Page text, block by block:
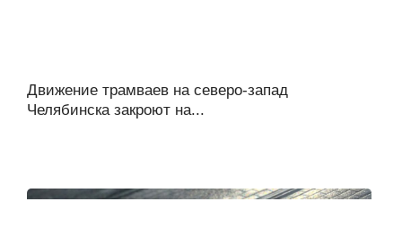
Движение трамваев на северо-запад
Челябинска закроют на...